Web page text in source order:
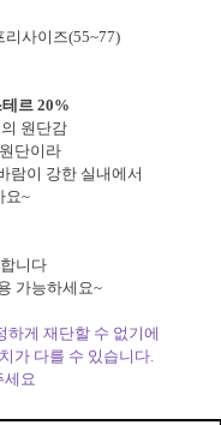
사이즈(55~77)
르 20%
원단감
단이라
람이 강한 실내에서
요~
니다
가능하세요~
게 재단할 수 없기에
가 다를 수 있습니다.
세요